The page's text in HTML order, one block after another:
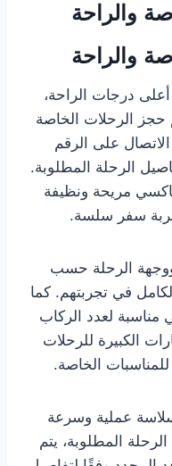
والراحة
والراحة
أعلى درجات الراحة،
الرحلات الخاصة
على الرقم
وتوضيح تفاصيل الرحلة المطلوبة.
مريحة ونظيفة
سفر سلسة.
الرحلة حسب
في تجربتهم. كما
مناسبة لعدد الركاب
الكبيرة للرحلات
للمناسبات الخاصة.
عملية وسرعة
المطلوبة، يتم